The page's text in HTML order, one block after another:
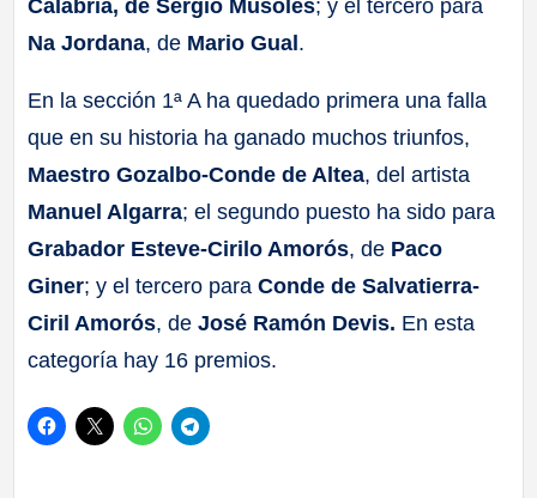
Calàbria, de Sergio Musoles; y el tercero para
Na Jordana, de Mario Gual .
En la sección 1ª A ha quedado primera una falla
que en su historia ha ganado muchos triunfos,
Maestro Gozalbo-Conde de Altea, del artista
Manuel Algarra; el segundo puesto ha sido para
Grabador Esteve-Cirilo Amorós, de Paco
Giner; y el tercero paraConde de Salvatierra-
Ciril Amorós, deJosé Ramón Devis. En esta
categoría hay 16 premios.